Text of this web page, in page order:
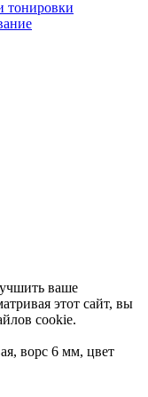
тонировки
ваше
этот сайт, вы
cookie.